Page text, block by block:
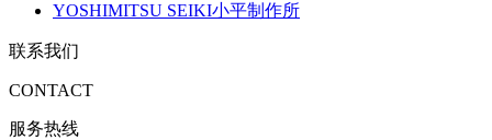
YOSHIMITSU SEIKI小平制作所
联系我们
CONTACT
服务热线